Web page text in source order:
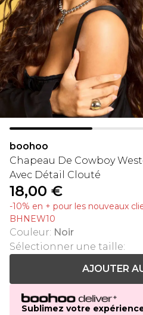
boohoo
Chapeau De Cowboy
Avec Détail Clouté
18,00 €
-10% en + pour les nouveaux
BHNEW10
Couleur: Noir
Sélectionner une taille:
AJOUTER
Sublimez votre